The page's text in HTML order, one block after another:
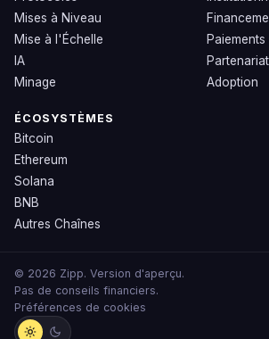
Mises à Niveau
Mise à l'Échelle
IA
Minage
Paiements
Adoption
ÉCOSYSTÈMES
Bitcoin
Ethereum
Solana
BNB
Autres Chaînes
© 2026 Zipp. Version d'aperçu.
Pas de conseils financiers.
Préférences de cookies